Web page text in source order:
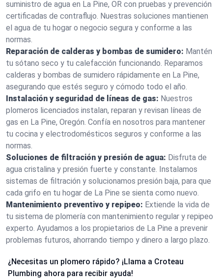
suministro de agua en La Pine, OR con pruebas y prevención
certificadas de contraflujo. Nuestras soluciones mantienen
el agua de tu hogar o negocio segura y conforme a las
normas.
Reparación de calderas y bombas de sumidero: Mantén
tu sótano seco y tu calefacción funcionando. Reparamos
calderas y bombas de sumidero rápidamente en La Pine,
asegurando que estés seguro y cómodo todo el año.
Instalación y seguridad de líneas de gas: Nuestros
plomeros licenciados instalan, reparan y revisan líneas de
gas en La Pine, Oregón. Confía en nosotros para mantener
tu cocina y electrodomésticos seguros y conforme a las
normas.
Soluciones de filtración y presión de agua: Disfruta de
agua cristalina y presión fuerte y constante. Instalamos
sistemas de filtración y solucionamos presión baja, para que
cada grifo en tu hogar de La Pine se sienta como nuevo.
Mantenimiento preventivo y repipeo: Extiende la vida de
tu sistema de plomería con mantenimiento regular y repipeo
experto. Ayudamos a los propietarios de La Pine a prevenir
problemas futuros, ahorrando tiempo y dinero a largo plazo.
¿Necesitas un plomero rápido? ¡Llama a Croteau
Plumbing ahora para recibir ayuda!